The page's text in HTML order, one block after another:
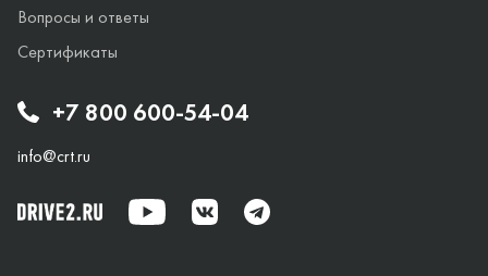
+7 800 600-54-04
info@crt.ru
Вопросы и ответы
Сертификаты